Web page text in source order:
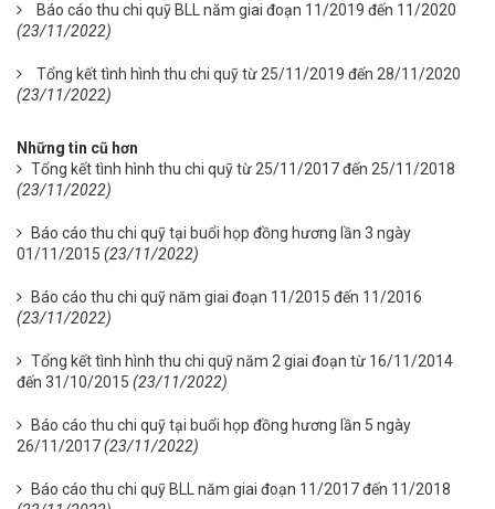
Báo cáo thu chi quỹ BLL năm giai đoạn 11/2019 đến 11/2020
(23/11/2022)
Tổng kết tình hình thu chi quỹ từ 25/11/2019 đến 28/11/2020
(23/11/2022)
Những tin cũ hơn
Tổng kết tình hình thu chi quỹ từ 25/11/2017 đến 25/11/2018
(23/11/2022)
Báo cáo thu chi quỹ tại buổi họp đồng hương lần 3 ngày
01/11/2015 (23/11/2022)
Báo cáo thu chi quỹ năm giai đoạn 11/2015 đến 11/2016
(23/11/2022)
Tổng kết tình hình thu chi quỹ năm 2 giai đoạn từ 16/11/2014
đến 31/10/2015 (23/11/2022)
Báo cáo thu chi quỹ tại buổi họp đồng hương lần 5 ngày
26/11/2017(23/11/2022)
Báo cáo thu chi quỹ BLL năm giai đoạn 11/2017 đến 11/2018